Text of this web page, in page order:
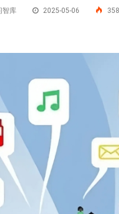
智库 2025-05-06 358